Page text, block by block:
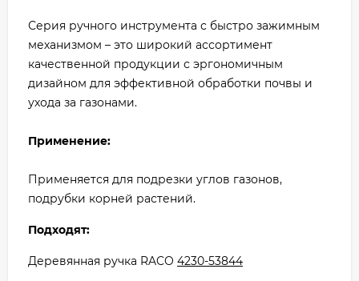
Серия ручного инструмента с быстро зажимным
механизмом – это широкий ассортимент
качественной продукции с эргономичным
дизайном для эффективной обработки почвы и
ухода за газонами.
Применение:
Применяется для подрезки углов газонов,
подрубки корней растений.
Подходят:
Деревянная ручка RACO 4230-53844